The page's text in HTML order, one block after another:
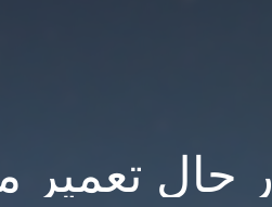
حال تعمیر